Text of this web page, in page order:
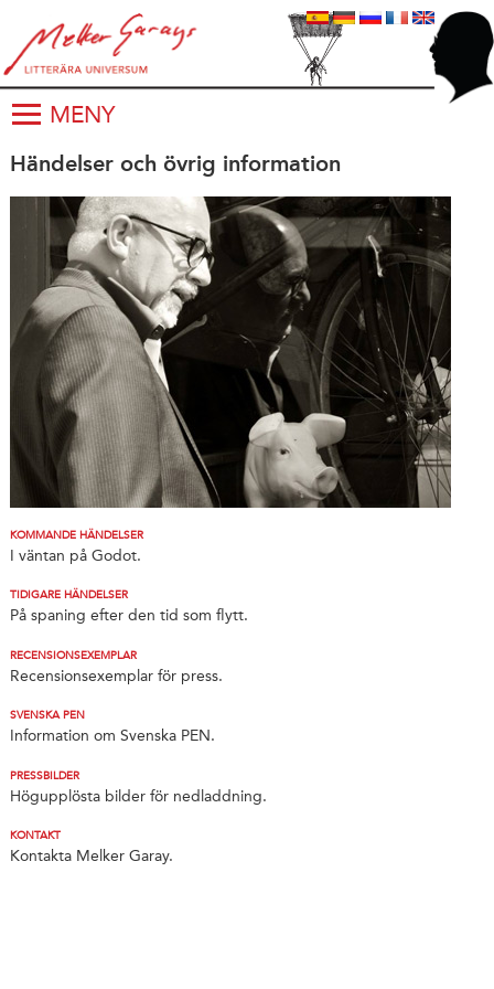
MENY
Händelser och övrig information
KOMMANDE HÄNDELSER
I väntan på Godot.
TIDIGARE HÄNDELSER
På spaning efter den tid som flytt.
RECENSIONSEXEMPLAR
Recensionsexemplar för press.
SVENSKA PEN
Information om Svenska PEN.
PRESSBILDER
Högupplösta bilder för nedladdning.
KONTAKT
Kontakta Melker Garay.